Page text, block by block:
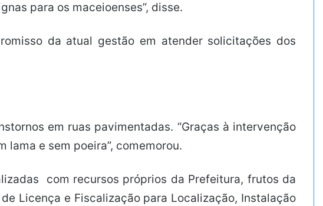
para os maceioenses”, disse.
da atual gestão em atender solicitações dos
em ruas pavimentadas. “Graças à intervenção
e sem poeira”, comemorou.
com recursos próprios da Prefeitura, frutos da
Licença e Fiscalização para Localização, Instalação